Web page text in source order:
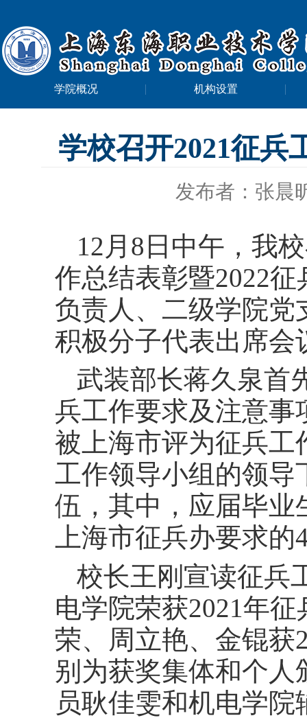
学院概况 机构设置
学校召开2021征兵
发布者：张晨
12 月 8日中午，我
作总结表彰暨2022征
负责人、二级学院
积极分子代表出席会
武装部长蒋久泉首
兵工作要求及注意
被上海市评为征兵工
工作领导小组的领
伍，其中，应届毕业
上海市征兵办要求的
校长王刚宣读征兵
电学院荣获2021年征
荣、周立艳、金锟获
别为获奖集体和个
员耿佳雯和机电学